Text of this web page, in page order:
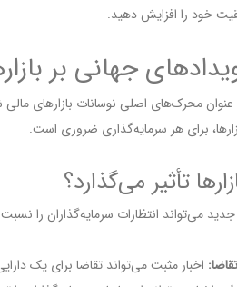
خود را افزایش دهید.
جهانی بر
عنوان محرک‌های اصلی نوسانات بازارهای
برای هر سرمایه‌گذاری ضروری است.
تأثیر می‌گذارد؟
جدید می‌تواند انتظارات سرمایه‌گذاران را
اخبار مثبت می‌تواند تقاضا برای یک